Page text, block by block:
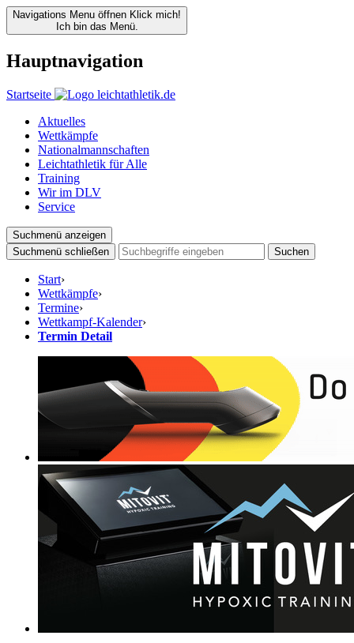
Navigations Menu öffnen Klick mich!
Ich bin das Menü.
Hauptnavigation
Startseite
Aktuelles
Wettkämpfe
Nationalmannschaften
Leichtathletik für Alle
Training
Wir im DLV
Service
Suchmenü anzeigen
Suchmenü schließen
Suchen
Start›
Wettkämpfe›
Termine›
Wettkampf-Kalender›
Termin Detail